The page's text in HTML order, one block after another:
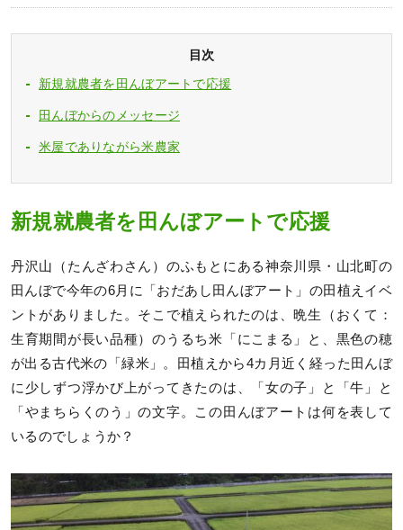
目次
新規就農者を田んぼアートで応援
田んぼからのメッセージ
米屋でありながら米農家
新規就農者を田んぼアートで応援
丹沢山（たんざわさん）のふもとにある神奈川県・山北町の
田んぼで今年の6月に「おだあし田んぼアート」の田植えイベ
ントがありました。そこで植えられたのは、晩生（おくて：
生育期間が長い品種）のうるち米「にこまる」と、黒色の穂
が出る古代米の「緑米」。田植えから4カ月近く経った田んぼ
に少しずつ浮かび上がってきたのは、「女の子」と「牛」と
「やまちらくのう」の文字。この田んぼアートは何を表して
いるのでしょうか？